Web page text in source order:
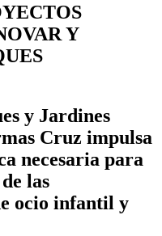
Y
y Jardines
Cruz impulsa
necesaria para
las
ocio infantil y